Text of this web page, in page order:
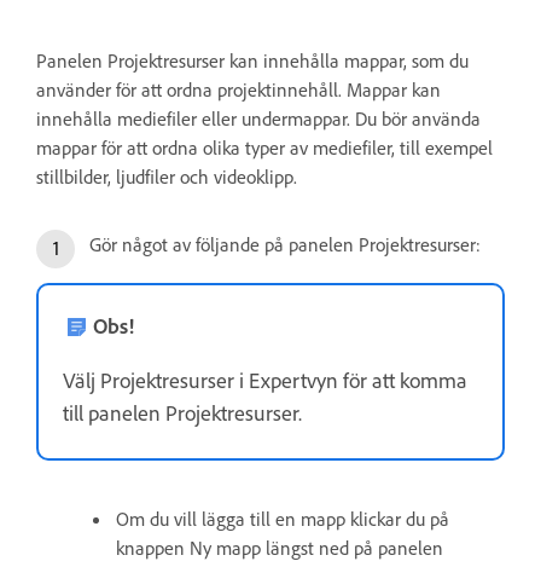
Panelen Projektresurser kan innehålla mappar, som du
använder för att ordna projektinnehåll. Mappar kan
innehålla mediefiler eller undermappar. Du bör använda
mappar för att ordna olika typer av mediefiler, till exempel
stillbilder, ljudfiler och videoklipp.
Gör något av följande på panelen Projektresurser:
Obs!
Välj Projektresurser i Expertvyn för att komma
till panelen Projektresurser.
Om du vill lägga till en mapp klickar du på
knappen Ny mapp längst ned på panelen